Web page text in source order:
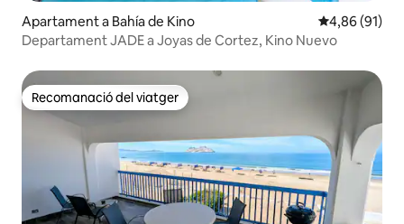
Apartament a Bahía de Kino 4,86 de
4,86 (91)
Departament JADE a Joyas de Cortez, Kino Nuevo
Recomanació del viatger
Recomanació del viatger